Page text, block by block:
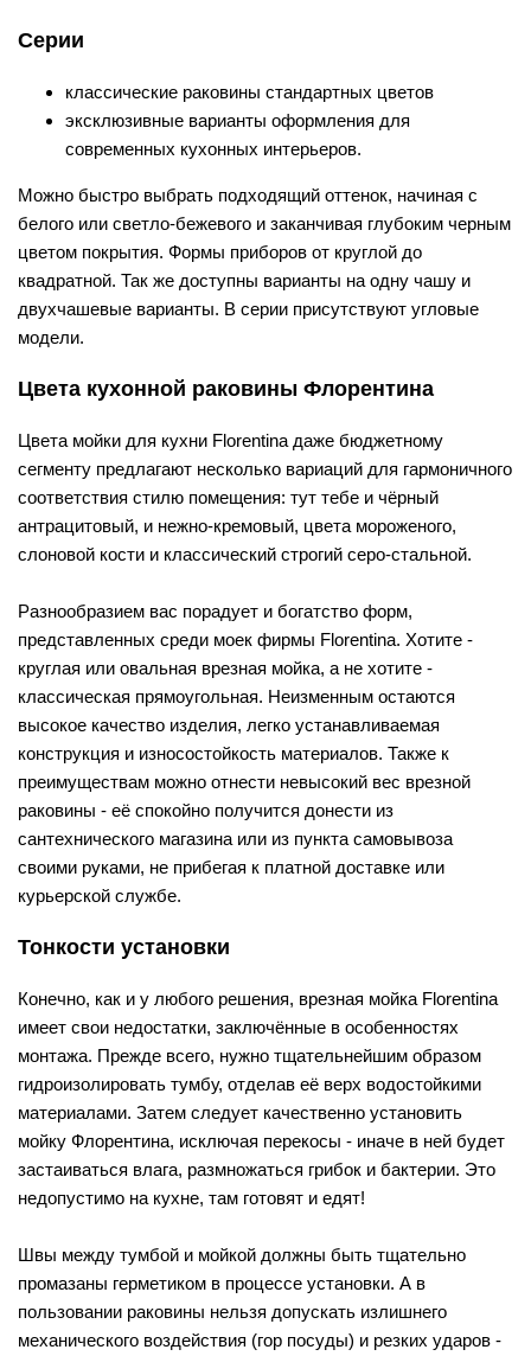
Серии
классические раковины стандартных цветов
эксклюзивные варианты оформления для
современных кухонных интерьеров.
Можно быстро выбрать подходящий оттенок, начиная с
белого или светло-бежевого и заканчивая глубоким черным
цветом покрытия. Формы приборов от круглой до
квадратной. Так же доступны варианты на одну чашу и
двухчашевые варианты. В серии присутствуют угловые
модели.
Цвета кухонной раковины Флорентина
Цвета мойки для кухни Florentina даже бюджетному
сегменту предлагают несколько вариаций для гармоничного
соответствия стилю помещения: тут тебе и чёрный
антрацитовый, и нежно-кремовый, цвета мороженого,
слоновой кости и классический строгий серо-стальной.
Разнообразием вас порадует и богатство форм,
представленных среди моек фирмы Florentina. Хотите -
круглая или овальная врезная мойка, а не хотите -
классическая прямоугольная. Неизменным остаются
высокое качество изделия, легко устанавливаемая
конструкция и износостойкость материалов. Также к
преимуществам можно отнести невысокий вес врезной
раковины - её спокойно получится донести из
сантехнического магазина или из пункта самовывоза
своими руками, не прибегая к платной доставке или
курьерской службе.
Тонкости установки
Конечно, как и у любого решения, врезная мойка Florentina
имеет свои недостатки, заключённые в особенностях
монтажа. Прежде всего, нужно тщательнейшим образом
гидроизолировать тумбу, отделав её верх водостойкими
материалами. Затем следует качественно установить
мойку Флорентина, исключая перекосы - иначе в ней будет
застаиваться влага, размножаться грибок и бактерии. Это
недопустимо на кухне, там готовят и едят!
Швы между тумбой и мойкой должны быть тщательно
промазаны герметиком в процессе установки. А в
пользовании раковины нельзя допускать излишнего
механического воздействия (гор посуды) и резких ударов -